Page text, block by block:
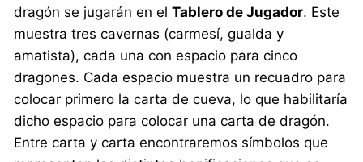
dragón se jugarán en elTablero de Jugador. Este
muestra tres cavernas (carmesí, gualda y
amatista), cada una con espacio para cinco
dragones. Cada espacio muestra un recuadro para
colocar primero la carta de cueva, lo que habilitaría
dicho espacio para colocar una carta de dragón.
Entre carta y carta encontraremos símbolos que